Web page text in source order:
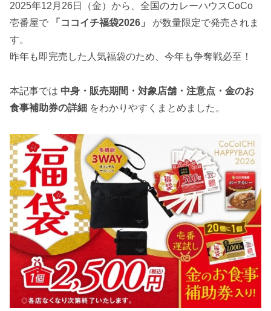
2025年12月26日（金）から、全国のカレーハウスCoCo
壱番屋で
「ココイチ福袋2026」
が数量限定で発売されま
す。
昨年も即完売した人気福袋のため、今年も争奪戦必至！
本記事では 中身・販売期間・対象店舗・注意点・金のお
食事補助券の詳細 をわかりやすくまとめました。